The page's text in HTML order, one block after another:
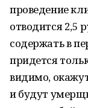
проведение
отводится 2,5
содержать в
придется
видимо,
и будут